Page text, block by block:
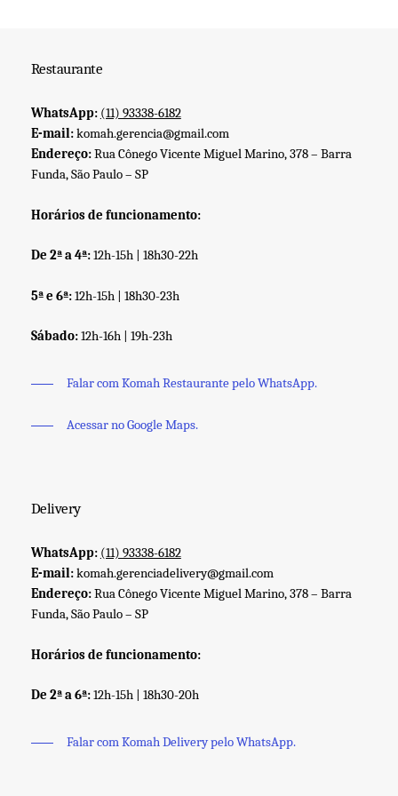
Restaurante
WhatsApp: (11) 93338-6182
E-mail:komah.gerencia@gmail.com
Endereço:Rua Cônego Vicente Miguel Marino, 378 – Barra
Funda, São Paulo – SP
Horários de funcionamento:
De 2ª a 4ª:12h-15h | 18h30-22h
5ª e 6ª:12h-15h | 18h30-23h
Sábado:12h-16h | 19h-23h
Falar com Komah Restaurante pelo WhatsApp.
Acessar no Google Maps.
Delivery
WhatsApp: (11) 93338-6182
E-mail:komah.gerenciadelivery@gmail.com
Endereço:Rua Cônego Vicente Miguel Marino, 378 – Barra
Funda, São Paulo – SP
Horários de funcionamento:
De 2ª a 6ª:12h-15h | 18h30-20h
Falar com Komah Delivery pelo WhatsApp.